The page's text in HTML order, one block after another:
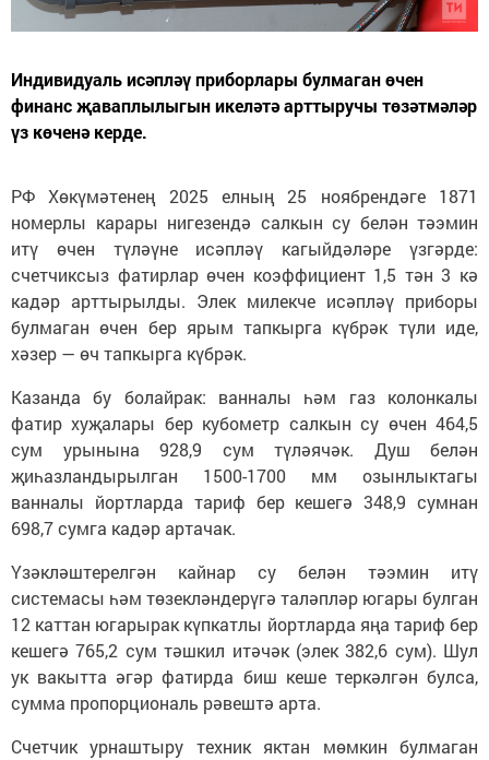
Индивидуаль исәпләү приборлары булмаган өчен
финанс җаваплылыгын икеләтә арттыручы төзәтмәләр
үз көченә керде.
РФ Хөкүмәтенең 2025 елның 25 ноябрендәге 1871
номерлы карары нигезендә салкын су белән тәэмин
итү өчен түләүне исәпләү кагыйдәләре үзгәрде:
счетчиксыз фатирлар өчен коэффициент 1,5 тән 3 кә
кадәр арттырылды. Элек милекче исәпләү приборы
булмаган өчен бер ярым тапкырга күбрәк түли иде,
хәзер — өч тапкырга күбрәк.
Казанда бу болайрак: ванналы һәм газ колонкалы
фатир хуҗалары бер кубометр салкын су өчен 464,5
сум урынына 928,9 сум түләячәк. Душ белән
җиһазландырылган 1500-1700 мм озынлыктагы
ванналы йортларда тариф бер кешегә 348,9 сумнан
698,7 сумга кадәр артачак.
Үзәкләштерелгән кайнар су белән тәэмин итү
системасы һәм төзекләндерүгә таләпләр югары булган
12 каттан югарырак күпкатлы йортларда яңа тариф бер
кешегә 765,2 сум тәшкил итәчәк (элек 382,6 сум). Шул
ук вакытта әгәр фатирда биш кеше теркәлгән булса,
сумма пропорциональ рәвештә арта.
Счетчик урнаштыру техник яктан мөмкин булмаган